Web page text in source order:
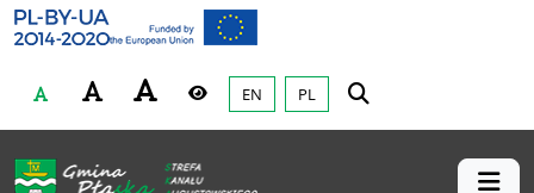
Gmina Płaska
Przejdź do głównej treśći
Czcionka Wysoki kontrast
EN PL